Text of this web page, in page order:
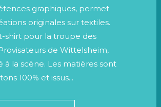
graphiques, permet
originales sur textiles.
shirt pour la troupe des
de Wittelsheim,
à la scène. Les matières sont
100% et issus...